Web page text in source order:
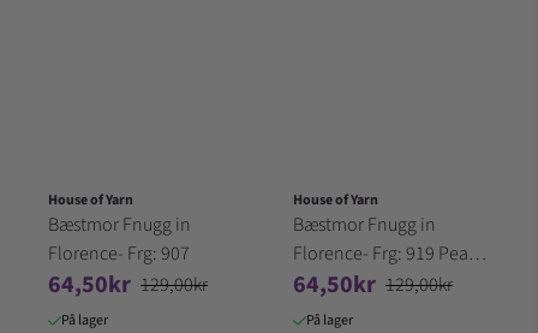
House of Yarn
Bæstmor Fnugg in
Florence- Frg: 907
64,50kr 129,00kr
På lager
House of Yarn
Bæstmor Fnugg in
Florence- Frg: 919 Pearl
Grey
64,50kr 129,00kr
På lager